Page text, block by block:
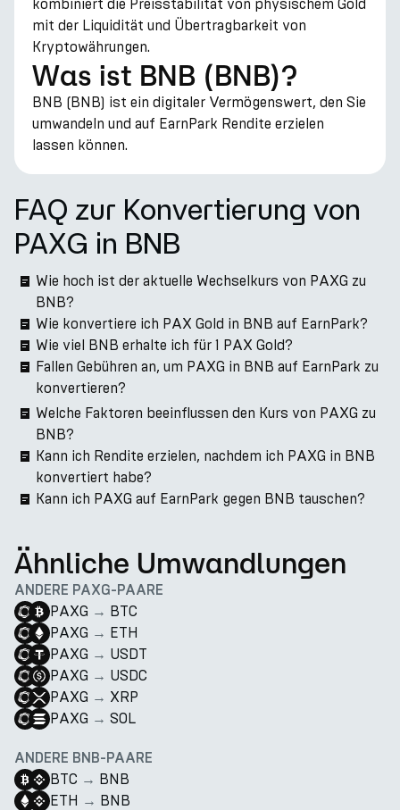
kombiniert die Preisstabilität von physischem Gold
mit der Liquidität und Übertragbarkeit von
Kryptowährungen.
Was ist BNB (BNB)?
BNB (BNB) ist ein digitaler Vermögenswert, den Sie
umwandeln und auf EarnPark Rendite erzielen
lassen können.
FAQ zur Konvertierung von
PAXG in BNB
Wie hoch ist der aktuelle Wechselkurs von PAXG zu
BNB?
Wie konvertiere ich PAX Gold in BNB auf EarnPark?
Wie viel BNB erhalte ich für 1 PAX Gold?
Fallen Gebühren an, um PAXG in BNB auf EarnPark zu
konvertieren?
Welche Faktoren beeinflussen den Kurs von PAXG zu
BNB?
Kann ich Rendite erzielen, nachdem ich PAXG in BNB
konvertiert habe?
Kann ich PAXG auf EarnPark gegen BNB tauschen?
Ähnliche Umwandlungen
ANDERE PAXG-PAARE
PAXG → BTC
PAXG → ETH
PAXG → USDT
PAXG → USDC
PAXG → XRP
PAXG → SOL
ANDERE BNB-PAARE
BTC → BNB
ETH → BNB